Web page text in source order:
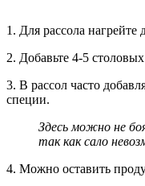
1. Для рассола нагрейте
2. Добавьте 4-5
3. В рассол часто
специи.
Здесь можно не
так как сало
4. Можно оставить